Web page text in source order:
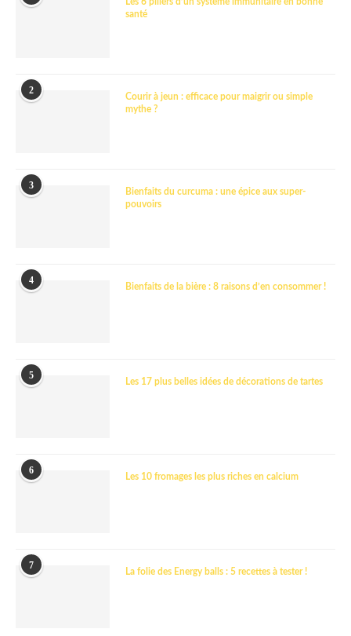
santé
2
Courir à jeun : efficace pour maigrir ou simple
mythe ?
3
Bienfaits du curcuma : une épice aux super-
pouvoirs
4
Bienfaits de la bière : 8 raisons d’en consommer !
5
Les 17 plus belles idées de décorations de tartes
6
Les 10 fromages les plus riches en calcium
7
La folie des Energy balls : 5 recettes à tester !